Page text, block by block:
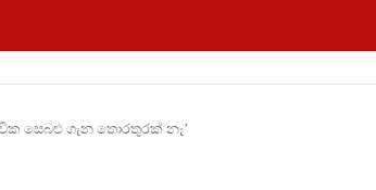
සෙබළු ගැන තොරතුරක් නෑ’